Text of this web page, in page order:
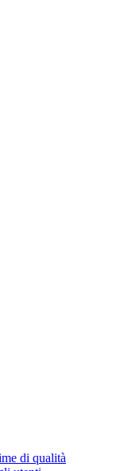
di qualità